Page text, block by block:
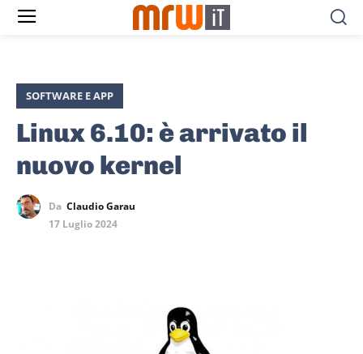
SOFTWARE E APP
Linux 6.10: è arrivato il
nuovo kernel
Da Claudio Garau
17 Luglio 2024